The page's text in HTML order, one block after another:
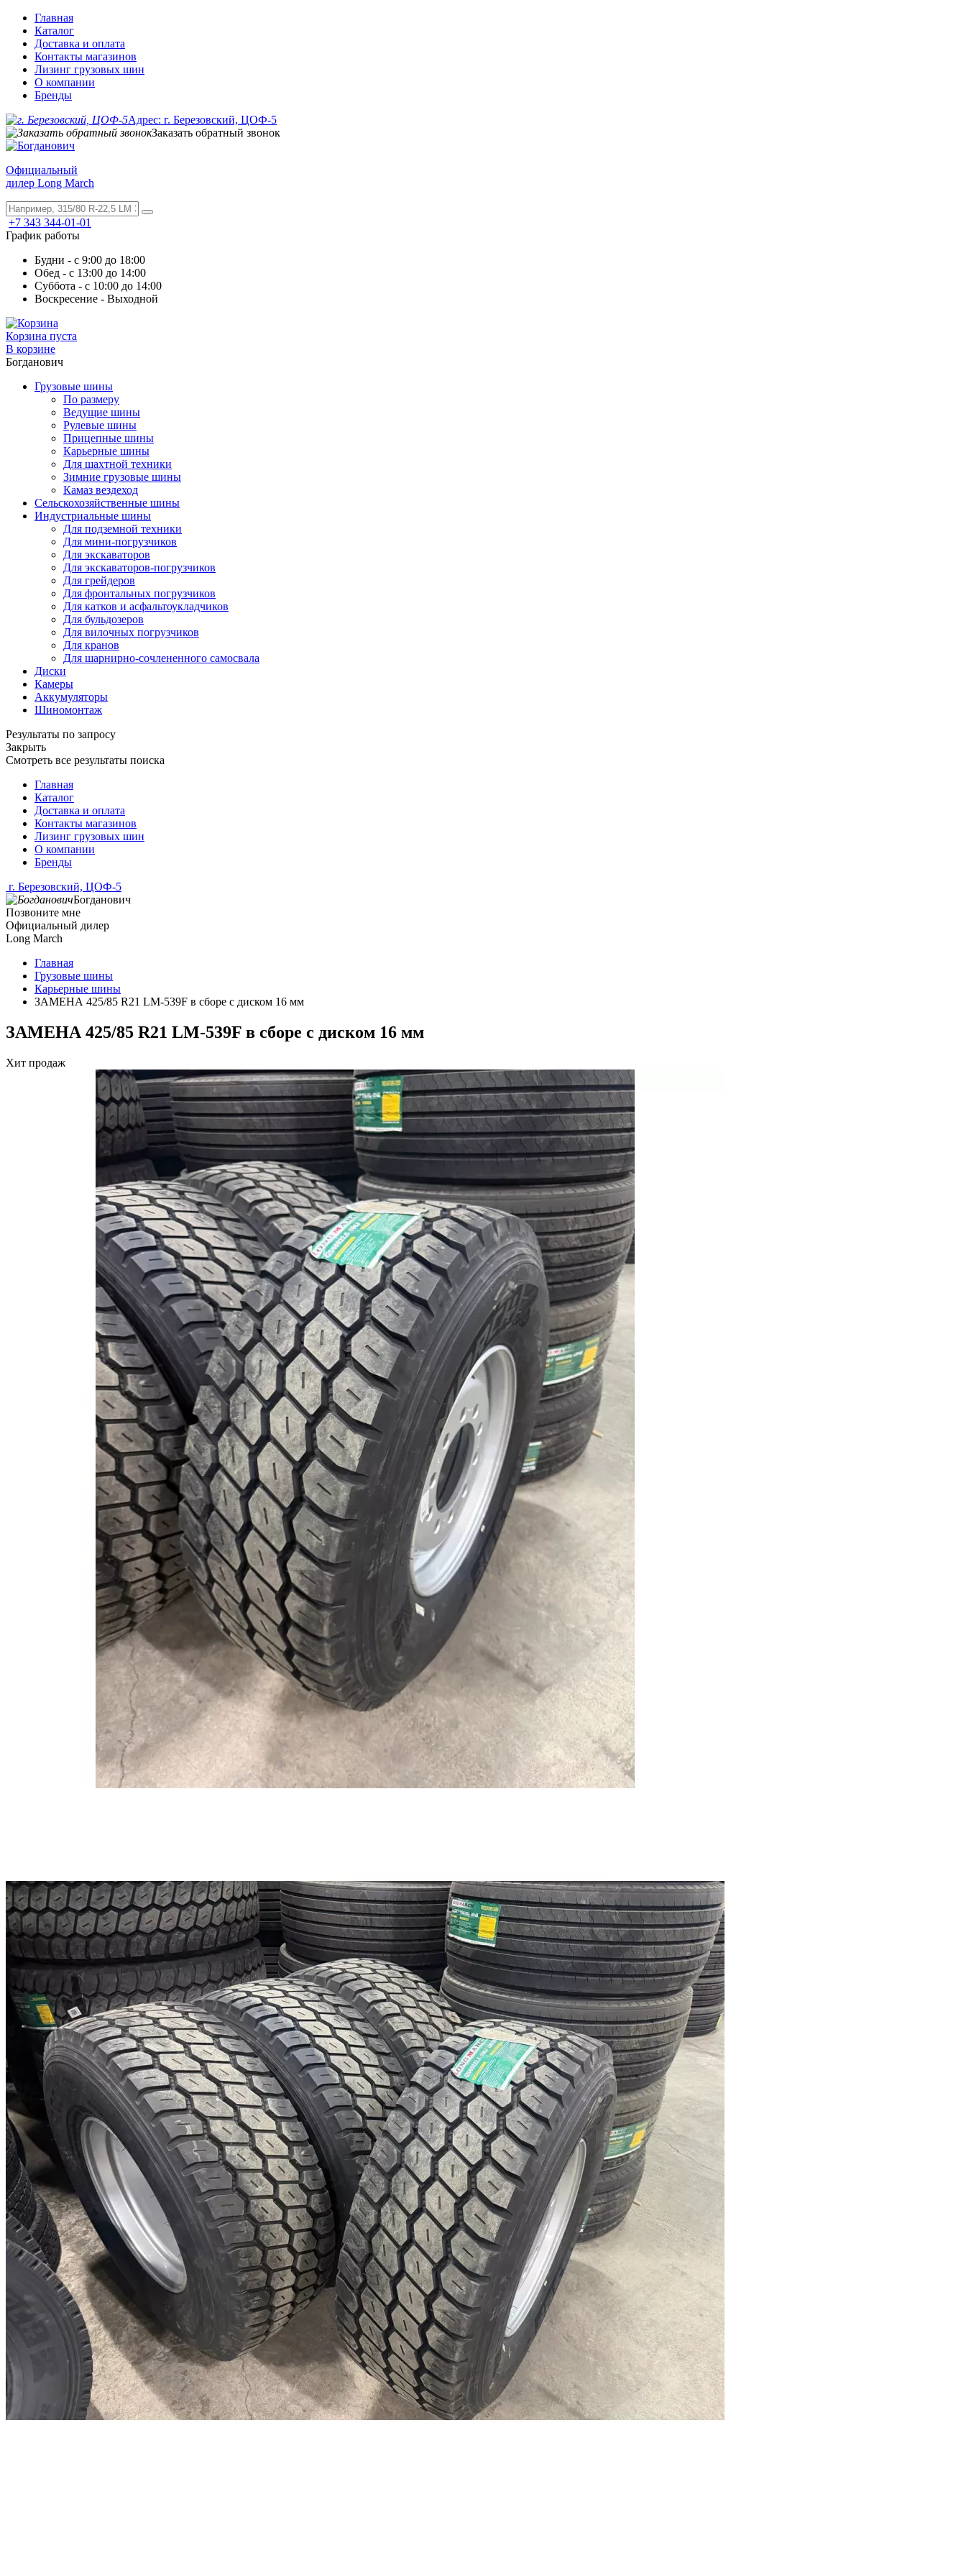
Главная
Каталог
Доставка и оплата
Контакты магазинов
Лизинг грузовых шин
О компании
Бренды
Адрес: г. Березовский, ЦОФ-5
Заказать обратный звонок
Официальный
дилер Long March
+7 343 344-01-01
График работы
Будни - с 9:00 до 18:00
Обед - с 13:00 до 14:00
Суббота - с 10:00 до 14:00
Воскресение - Выходной
Корзина пуста
В корзине
Богданович
Грузовые шины
По размеру
Ведущие шины
Рулевые шины
Прицепные шины
Карьерные шины
Для шахтной техники
Зимние грузовые шины
Камаз вездеход
Сельскохозяйственные шины
Индустриальные шины
Для подземной техники
Для мини-погрузчиков
Для экскаваторов
Для экскаваторов-погрузчиков
Для грейдеров
Для фронтальных погрузчиков
Для катков и асфальтоукладчиков
Для бульдозеров
Для вилочных погрузчиков
Для кранов
Для шарнирно-сочлененного самосвала
Диски
Камеры
Аккумуляторы
Шиномонтаж
Результаты по запросу
Закрыть
Смотреть все результаты поиска
Главная
Каталог
Доставка и оплата
Контакты магазинов
Лизинг грузовых шин
О компании
Бренды
г. Березовский, ЦОФ-5
Богданович
Позвоните мне
Официальный дилер
Long March
Главная
Грузовые шины
Карьерные шины
ЗАМЕНА 425/85 R21 LM-539F в сборе с диском 16 мм
ЗАМЕНА 425/85 R21 LM-539F в сборе с диском 16 мм
Хит продаж